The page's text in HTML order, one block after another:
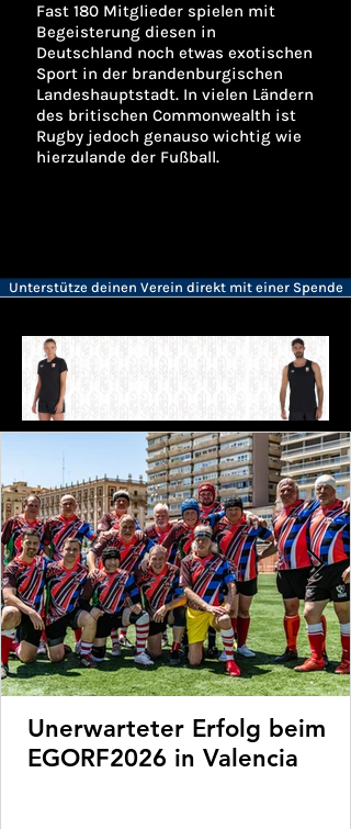
Fast 180 Mitglieder spielen mit
Begeisterung diesen in
Deutschland noch etwas exotischen
Sport in der brandenburgischen
Landeshauptstadt. In vielen Ländern
des britischen Commonwealth ist
Rugby jedoch genauso wichtig wie
hierzulande der Fußball.
Unterstütze deinen Verein direkt mit einer Spende
Unerwarteter Erfolg beim
EGORF2026 in Valencia